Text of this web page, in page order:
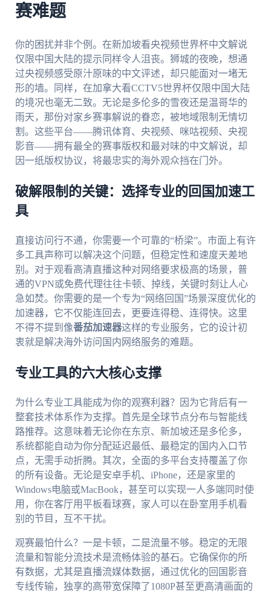
赛难题
你的困扰并非个例。在新加坡看央视频世界杯中文解说
仅限中国大陆的提示同样令人沮丧。狮城的夜晚，想通
过央视频感受原汁原味的中文评述，却只能面对一堵无
形的墙。同样，在加拿大看CCTV5世界杯仅限中国大陆
的境况也毫无二致。无论是多伦多的雪夜还是温哥华的
雨天，那份对家乡赛事解说的眷恋，被地域限制无情切
割。这些平台——腾讯体育、央视频、咪咕视频、央视
影音——拥有最全的赛事版权和最对味的中文解说，却
因一纸版权协议，将最忠实的海外观众挡在门外。
破解限制的关键：选择专业的回国加速工
具
直接访问行不通，你需要一个可靠的“桥梁”。市面上有许
多工具声称可以解决这个问题，但稳定性和速度天差地
别。对于观看高清直播这种对网络要求极高的场景，普
通的VPN或免费代理往往卡顿、掉线，关键时刻让人心
急如焚。你需要的是一个专为“网络回国”场景深度优化的
加速器，它不仅能连回去，更要连得稳、连得快。这里
不得不提到像番茄加速器这样的专业服务，它的设计初
衷就是解决海外访问国内网络服务的难题。
专业工具的六大核心支撑
为什么专业工具能成为你的观赛利器？因为它背后有一
整套技术体系作为支撑。首先是全球节点分布与智能线
路推荐。这意味着无论你在东京、新加坡还是多伦多，
系统都能自动为你分配延迟最低、最稳定的国内入口节
点，无需手动折腾。其次，全面的多平台支持覆盖了你
的所有设备。无论是安卓手机、iPhone，还是家里的
Windows电脑或MacBook，甚至可以实现一人多端同时使
用，你在客厅用平板看球赛，家人可以在卧室用手机看
别的节目，互不干扰。
观赛最怕什么？一是卡顿，二是流量不够。稳定的无限
流量和智能分流技术是流畅体验的基石。它确保你的所
有数据，尤其是直播流媒体数据，通过优化的回国影音
专线传输，独享的高带宽保障了1080P甚至更高清画面的